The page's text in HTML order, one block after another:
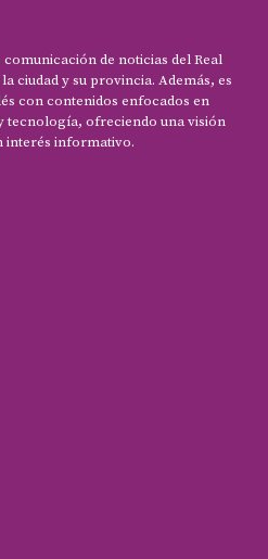
de noticias del Real
ciudad y su provincia. Además, es
con contenidos enfocados en
tecnología, ofreciendo una visión
interés informativo.